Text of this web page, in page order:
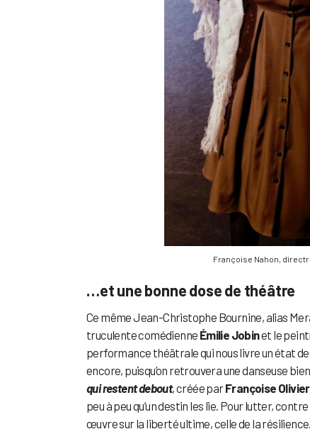
Françoise Nahon,
…et une bonne dose de théâtre
Ce même Jean-Christophe Bournine, alias
truculente comédienne Émilie Jobinet le
performance théâtrale qui nous livre un état
encore, puisqu’on retrouvera une danseuse
qui restent debout, créée parFrançoise Olivier
peu à peu qu’un destin les lie. Pour lutter,
œuvre sur la liberté ultime, celle de la